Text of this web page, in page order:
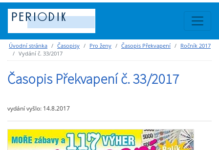
Úvodní stránka Časopisy Pro ženy Časopis Překvapení
Ročník 2017
Vydání č. 33/2017
Časopis Překvapení č. 33/2017
vydání vyšlo: 14.8.2017